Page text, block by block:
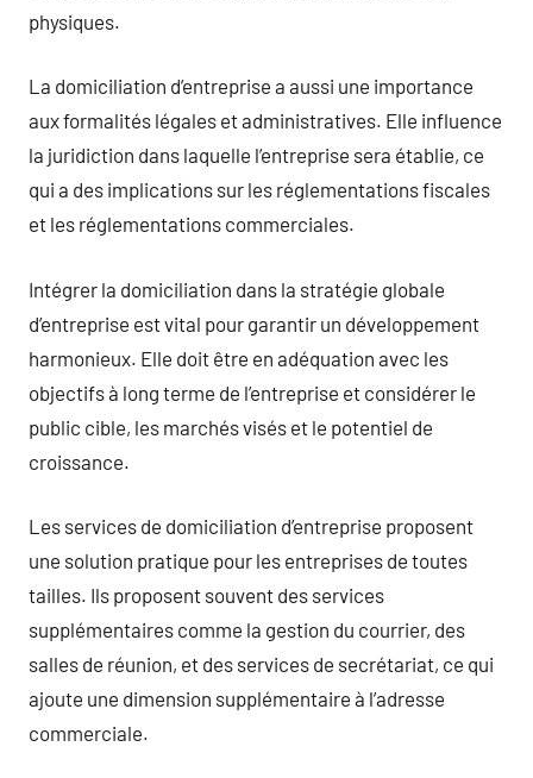
physiques.
La domiciliation d’entreprise a aussi une importance
aux formalités légales et administratives. Elle influence
la juridiction dans laquelle l’entreprise sera établie, ce
qui a des implications sur les réglementations fiscales
et les réglementations commerciales.
Intégrer la domiciliation dans la stratégie globale
d’entreprise est vital pour garantir un développement
harmonieux. Elle doit être en adéquation avec les
objectifs à long terme de l’entreprise et considérer le
public cible, les marchés visés et le potentiel de
croissance.
Les services de domiciliation d’entreprise proposent
une solution pratique pour les entreprises de toutes
tailles. Ils proposent souvent des services
supplémentaires comme la gestion du courrier, des
salles de réunion, et des services de secrétariat, ce qui
ajoute une dimension supplémentaire à l’adresse
commerciale.